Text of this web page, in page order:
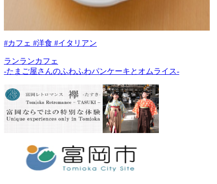
#カフェ #洋食 #イタリアン
ランランカフェ
-たまご屋さんのふわふわパンケーキとオムライス-